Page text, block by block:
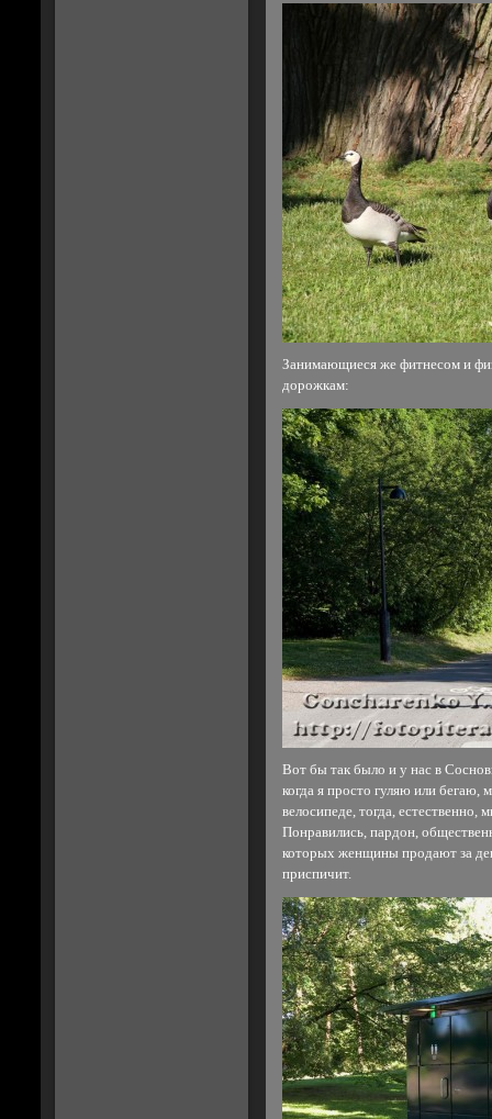
Занимающиеся же фитнесом и
дорожкам:
Вот бы так было и у нас в
когда я просто гуляю или
велосипеде, тогда,
Понравились, пардон,
которых женщины продают за
приспичит.